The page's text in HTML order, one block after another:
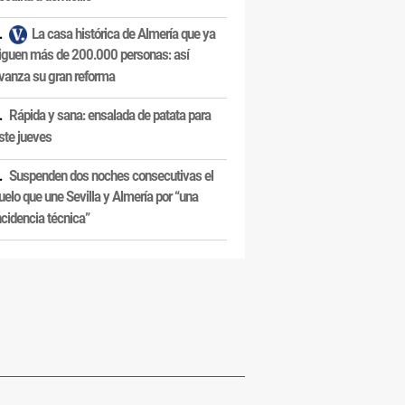
La casa histórica de Almería que ya
más de 200.000 personas: así
su gran reforma
Rápida y sana: ensalada de patata para
jueves
Suspenden dos noches consecutivas el
que une Sevilla y Almería por “una
técnica”